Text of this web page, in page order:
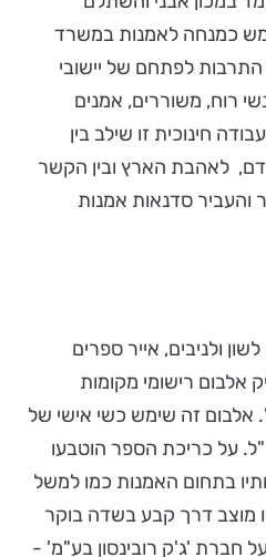
כמנחה לאמנות במשרד
לפתחם של יישובי
רוח, משוררים, אמנים
חינוכית זו שילב בין
לאהבת הארץ ובין הקשר
והעביר סדנאות אמנות
ולניבים, אייר ספרים
אלבום רישומי מקומות
בירושלים- 'ירושלים 3000'. אלבום זה שימש כשי אישי של
על כריכת הספר הוטבעו
בתחום האמנות כמו למשל
מוצב דרך קבע בשדה בוקר
חברת 'ג'ק רובינסון בע"מ' -